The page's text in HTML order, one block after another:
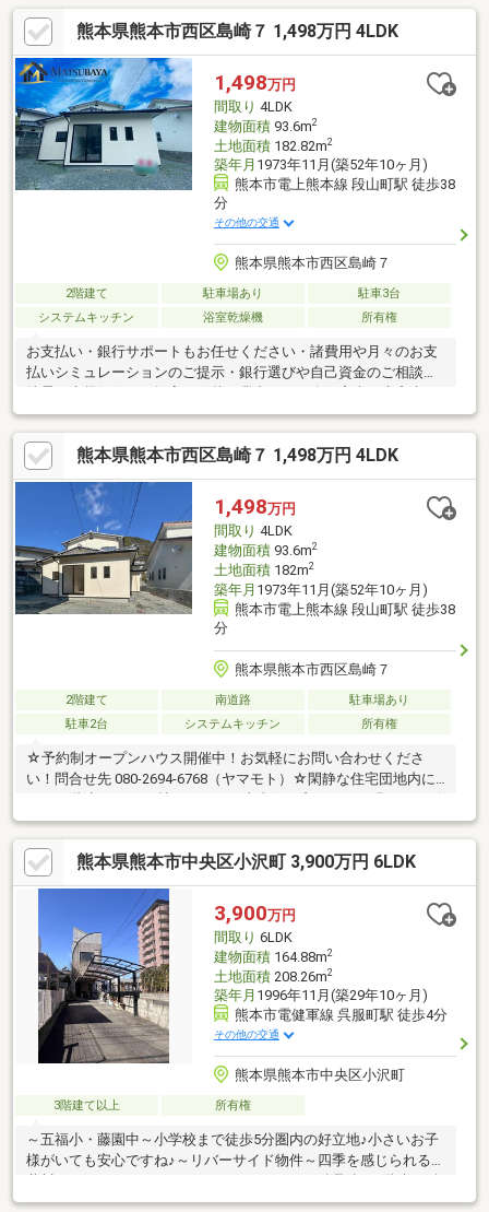
お約束します◎■熊本県全域の内覧ツアー・当日の内覧ご予約も
大歓迎・他社掲載物件もまとめてご案内・全種別を窓口ひとつで
比較・内覧■九州No.1の実績・ハウスドゥ全国大会2025九州エリ
ア売買件数・売上高１位・Google口コミランキング「熊本県 不動
産売買」１位＼お客様の声を参考に失敗しない家探しを♪／
熊本県熊本市西区島崎７ 1,498万円 4LDK
1,498万円
間取り 4LDK
建物面積93.6m2
土地面積182.82m2
築年月 1973年11月(築52年10ヶ月)
熊本市電上熊本線 段山町駅 徒歩38
分
その他の交通
熊本県熊本市西区島崎７
2階建て 駐車場あり
駐車3台
システムキッチン
浴室乾燥機 所有権
お支払い・銀行サポートもお任せください・諸費用や月々のお支
払いシミュレーションのご提示・銀行選びや自己資金のご相談・
サポートまで、経験豊富なスタッフが丁寧にご案内いたします。
お客様のペースでご検討いただけます「まだ検討したい」「他の
物件も見たい」などのご希望にも、ご条件に合わせた物件をご提
案しながら、納得のマイホーム探しをしっかりサポートいたしま
熊本県熊本市西区島崎７ 1,498万円 4LDK
1,498万円
間取り 4LDK
建物面積93.6m2
土地面積182m2
築年月 1973年11月(築52年10ヶ月)
熊本市電上熊本線 段山町駅 徒歩38
分
熊本県熊本市西区島崎７
2階建て 南道路
駐車場あり
駐車2台
システムキッチン 所有権
☆予約制オープンハウス開催中！お気軽にお問い合わせくださ
い！問合せ先 080-2694-6768（ヤマモト）☆閑静な住宅団地内に
ある２階建。１６.１帖のＬＤＫは南東側に窓があり、明るいリビ
ングです。キッチンは食洗機付き！食事の後片付けが時短できま
す。居室は１階リビング奥に洋室が二部屋と２階に洋室二部屋。
１階居室は出入りの様子がわかるので、自然とコミュニケーショ
ンが取れます。各居室すべてクローゼットが付いているのは嬉し
いポイントですね。※本物件ご購入の際は仲介業者媒介による契
約となり、既定の手数料がかかります。
熊本県熊本市中央区小沢町 3,900万円 6LDK
3,900万円
間取り 6LDK
建物面積164.88m2
土地面積208.26m2
築年月 1996年11月(築29年10ヶ月)
熊本市電健軍線 呉服町駅 徒歩4分
その他の交通
熊本県熊本市中央区小沢町
3階建て以上 所有権
～五福小・藤園中～小学校まで徒歩5分圏内の好立地♪小さいお子
様がいても安心ですね♪～リバーサイド物件～四季を感じられる坪
震性の高い鉄骨造のおうち！どっしりと構えた重厚感のある外観